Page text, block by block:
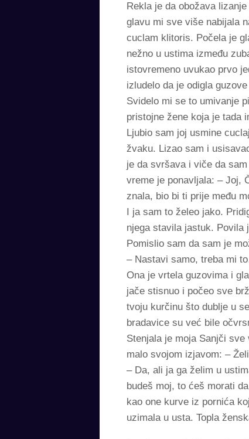
Rekla je da obožava
glavu mi sve više nabijala
cuclam klitoris. Počela je
nežno u ustima između
istovremeno uvukao prvo
izludelo da je odigla
Svidelo mi se to umivanje
pristojne žene koja je tada
Ljubio sam joj usmine
žvaku. Lizao sam i
je da svršava i viče da
vreme je ponavljala: – Joj,
znala, bio bi ti prije među
I ja sam to želeo jako.
njega stavila jastuk. Povila
Pomislio sam da sam je
– Nastavi samo, treba mi
Ona je vrtela guzovima i
jače stisnuo i počeo sve
tvoju kurčinu što dublje u
bradavice su već bile
Stenjala je moja Sanjči
malo svojom izjavom: –
– Da, ali ja ga želim u
budeš moj, to ćeš morati
kao one kurve iz pornića
uzimala u usta. Topla